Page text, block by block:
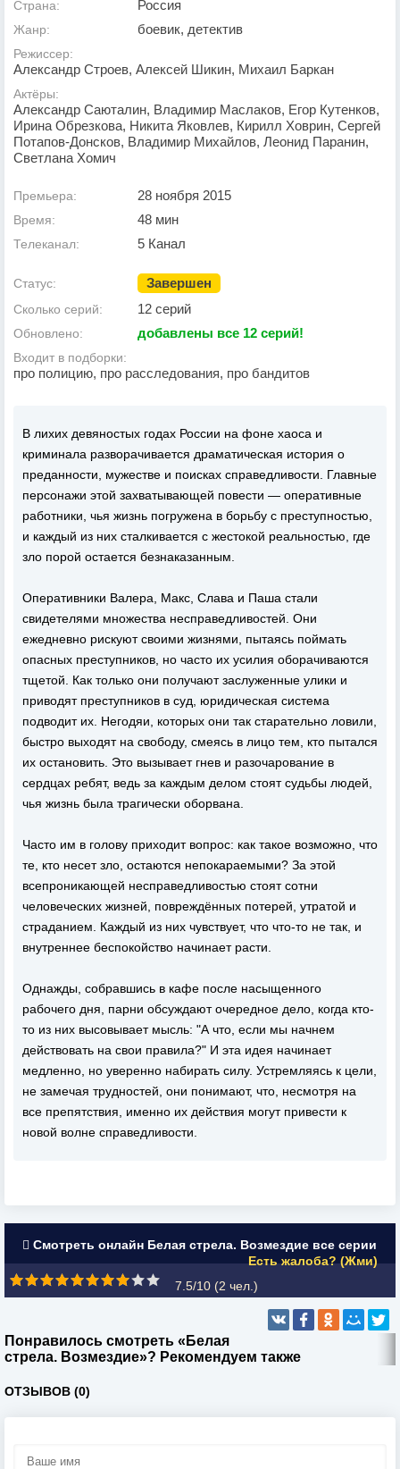
Страна: Россия
Жанр: боевик, детектив
Режиссер:
Александр Строев, Алексей Шикин, Михаил Баркан
Актёры:
Александр Саюталин, Владимир Маслаков, Егор Кутенков,
Ирина Обрезкова, Никита Яковлев, Кирилл Ховрин, Сергей
Потапов-Донсков, Владимир Михайлов, Леонид Паранин,
Светлана Хомич
Премьера: 28 ноября 2015
Время: 48 мин
Телеканал: 5 Канал
Статус: Завершен
Сколько серий: 12 серий
Обновлено: добавлены все 12 серий!
Входит в подборки:
про полицию, про расследования, про бандитов
В лихих девяностых годах России на фоне хаоса и
криминала разворачивается драматическая история о
преданности, мужестве и поисках справедливости. Главные
персонажи этой захватывающей повести — оперативные
работники, чья жизнь погружена в борьбу с преступностью,
и каждый из них сталкивается с жестокой реальностью, где
зло порой остается безнаказанным.
Оперативники Валера, Макс, Слава и Паша стали
свидетелями множества несправедливостей. Они
ежедневно рискуют своими жизнями, пытаясь поймать
опасных преступников, но часто их усилия оборачиваются
тщетой. Как только они получают заслуженные улики и
приводят преступников в суд, юридическая система
подводит их. Негодяи, которых они так старательно ловили,
быстро выходят на свободу, смеясь в лицо тем, кто пытался
их остановить. Это вызывает гнев и разочарование в
сердцах ребят, ведь за каждым делом стоят судьбы людей,
чья жизнь была трагически оборвана.
Часто им в голову приходит вопрос: как такое возможно, что
те, кто несет зло, остаются непокараемыми? За этой
всепроникающей несправедливостью стоят сотни
человеческих жизней, повреждённых потерей, утратой и
страданием. Каждый из них чувствует, что что-то не так, и
внутреннее беспокойство начинает расти.
Однажды, собравшись в кафе после насыщенного
рабочего дня, парни обсуждают очередное дело, когда кто-
то из них высовывает мысль: "А что, если мы начнем
действовать на свои правила?" И эта идея начинает
медленно, но уверенно набирать силу. Устремляясь к цели,
не замечая трудностей, они понимают, что, несмотря на
все препятствия, именно их действия могут привести к
новой волне справедливости.
Смотреть онлайн Белая стрела. Возмездие все серии
Есть жалоба? (Жми)
7.5/10 (2 чел.)
Понравилось смотреть «Белая
стрела. Возмездие»? Рекомендуем также
ОТЗЫВОВ (0)